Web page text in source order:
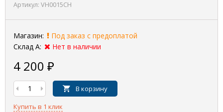
Артикул: VH0015CH
Магазин:
Под заказ с предоплатой
Склад А:
Нет в наличии
4 200 ₽
В корзину
Купить в 1 клик